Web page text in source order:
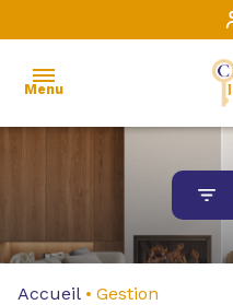
Menu
L’ÉQUIPE
Accueil Gestion